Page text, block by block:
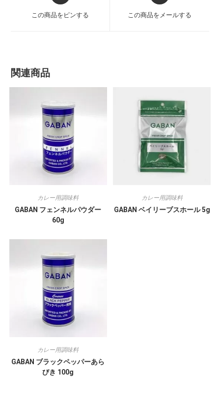
この商品をピンする この商品をメールする
関連商品
カレー用調味料
GABAN フェンネルパウダー
60g
カレー用調味料
GABAN ベイリーブスホール 5g
カレー用調味料
GABAN ブラックペッパーあら
びき 100g